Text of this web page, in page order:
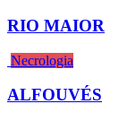
RIO MAIOR
Necrologia
ALFOUVÉS